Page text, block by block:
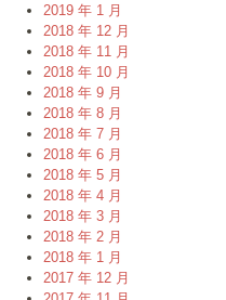
2019 年 1 月
2018 年 12 月
2018 年 11 月
2018 年 10 月
2018 年 9 月
2018 年 8 月
2018 年 7 月
2018 年 6 月
2018 年 5 月
2018 年 4 月
2018 年 3 月
2018 年 2 月
2018 年 1 月
2017 年 12 月